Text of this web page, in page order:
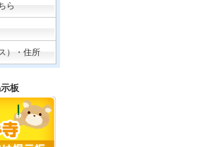
ら
）・住所
板